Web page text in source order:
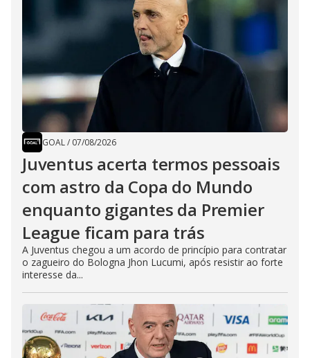
GOAL/ 07/08/2026
Juventus acerta termos pessoais
com astro da Copa do Mundo
enquanto gigantes da Premier
League ficam para trás
A Juventus chegou a um acordo de princípio para contratar
o zagueiro do Bologna Jhon Lucumi, após resistir ao forte
interesse da...